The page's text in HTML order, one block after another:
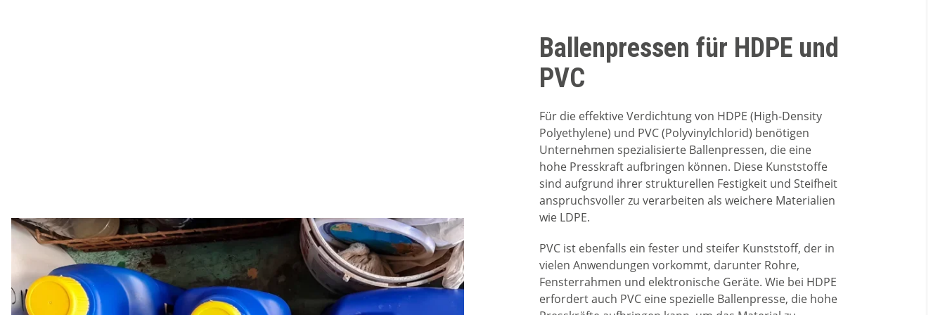
Ballenpressen für HDPE und
PVC
Für die effektive Verdichtung von HDPE (High-Density
Polyethylene) und PVC (Polyvinylchlorid) benötigen
Unternehmen spezialisierte Ballenpressen, die eine
hohe Presskraft aufbringen können. Diese Kunststoffe
sind aufgrund ihrer strukturellen Festigkeit und Steifheit
anspruchsvoller zu verarbeiten als weichere Materialien
wie LDPE.
PVC ist ebenfalls ein fester und steifer Kunststoff, der in
vielen Anwendungen vorkommt, darunter Rohre,
Fensterrahmen und elektronische Geräte. Wie bei HDPE
erfordert auch PVC eine spezielle Ballenpresse, die hohe